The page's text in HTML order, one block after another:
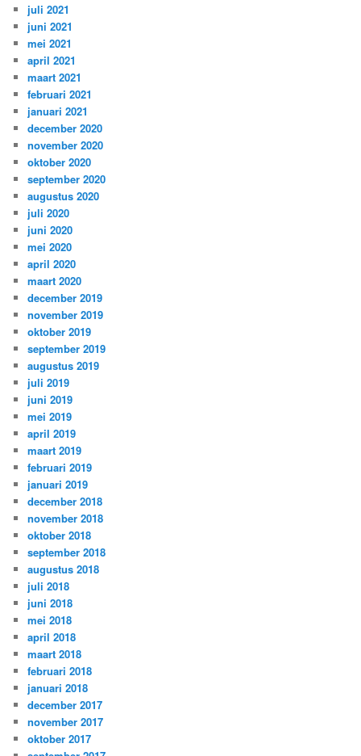
juli 2021
juni 2021
mei 2021
april 2021
maart 2021
februari 2021
januari 2021
december 2020
november 2020
oktober 2020
september 2020
augustus 2020
juli 2020
juni 2020
mei 2020
april 2020
maart 2020
december 2019
november 2019
oktober 2019
september 2019
augustus 2019
juli 2019
juni 2019
mei 2019
april 2019
maart 2019
februari 2019
januari 2019
december 2018
november 2018
oktober 2018
september 2018
augustus 2018
juli 2018
juni 2018
mei 2018
april 2018
maart 2018
februari 2018
januari 2018
december 2017
november 2017
oktober 2017